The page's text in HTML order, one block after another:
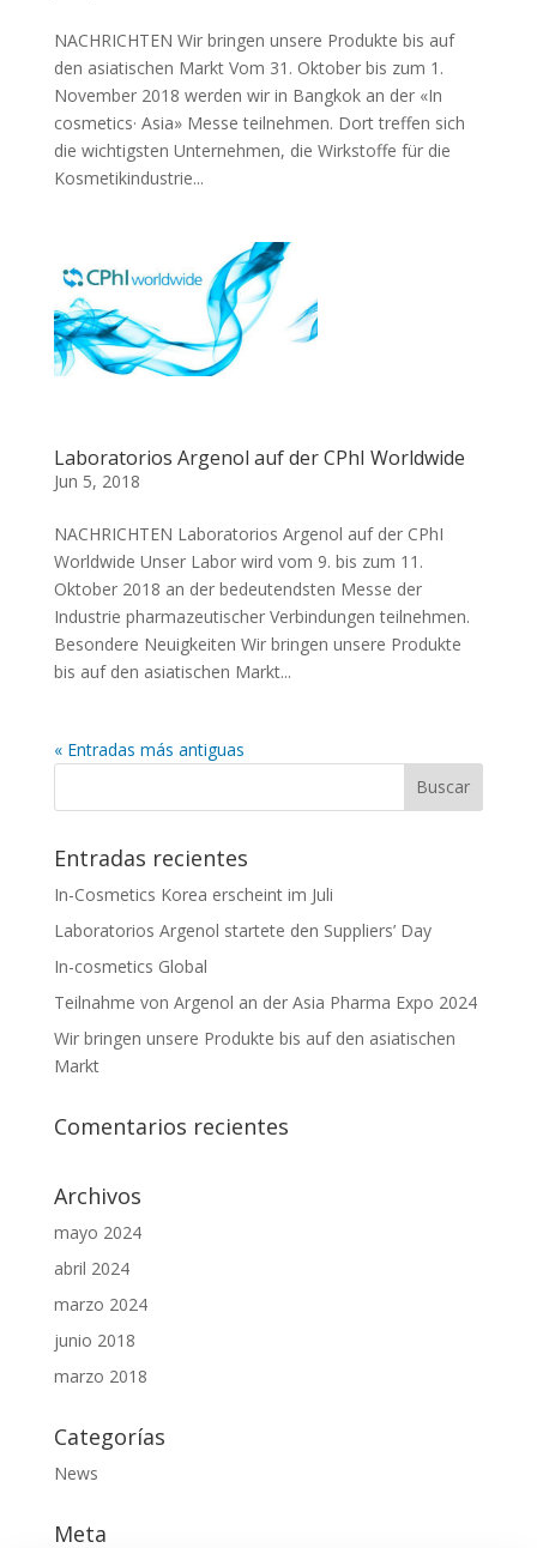
NACHRICHTEN Wir bringen unsere Produkte bis auf
den asiatischen Markt Vom 31. Oktober bis zum 1.
November 2018 werden wir in Bangkok an der «In
cosmetics· Asia» Messe teilnehmen. Dort treffen sich
die wichtigsten Unternehmen, die Wirkstoffe für die
Kosmetikindustrie...
Laboratorios Argenol auf der CPhI Worldwide
Jun 5, 2018
NACHRICHTEN Laboratorios Argenol auf der CPhI
Worldwide Unser Labor wird vom 9. bis zum 11.
Oktober 2018 an der bedeutendsten Messe der
Industrie pharmazeutischer Verbindungen teilnehmen.
Besondere Neuigkeiten Wir bringen unsere Produkte
bis auf den asiatischen Markt...
« Entradas más antiguas
Entradas recientes
In-Cosmetics Korea erscheint im Juli
Laboratorios Argenol startete den Suppliers’ Day
In-cosmetics Global
Teilnahme von Argenol an der Asia Pharma Expo 2024
Wir bringen unsere Produkte bis auf den asiatischen
Markt
Comentarios recientes
Archivos
mayo 2024
abril 2024
marzo 2024
junio 2018
marzo 2018
Categorías
News
Meta